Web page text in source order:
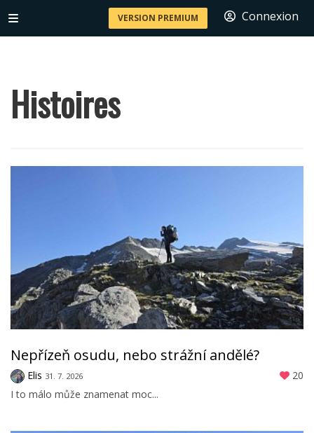
VERSION PREMIUM Connexion
Histoires
Nepřízeň osudu, nebo strážní andělé?
Elis 31. 7. 2026
20
I to málo může znamenat moc...